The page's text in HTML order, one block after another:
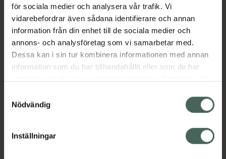
för sociala medier och analysera vår trafik. Vi
vidarebefordrar även sådana identifierare och annan
information från din enhet till de sociala medier och
annons- och analysföretag som vi samarbetar med.
Dessa kan i sin tur kombinera informationen med annan
information som du har tillhandahållit eller som de har
återkalla ditt samtycke via webbplatsens
cookieinställningar. Ett återkallat samtycke påverkar inte
lagligheten av behandling som skett innan återkallelsen.
Nödvändig
Inställningar
Läs alltid bipacksedeln innan
användning.
EAN:06432100047281
Visa